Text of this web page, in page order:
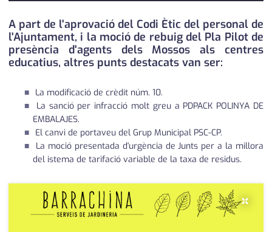
societat
successos
urbanisme
A part de l'aprovació del Codi Ètic del personal de
l'Ajuntament, i la moció de rebuig del Pla Pilot de
presència d'agents dels Mossos als centres
educatius, altres punts destacats van ser:
La modificació de crèdit núm. 10.
La sanció per infracció molt greu a PDPACK POLINYA DE
EMBALAJES.
El canvi de portaveu del Grup Municipal PSC-CP.
La moció presentada d'urgència de Junts per a la millora
del istema de tarifació variable de la taxa de residus.
×